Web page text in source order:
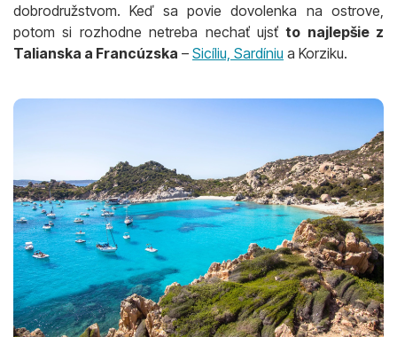
dobrodružstvom. Keď sa povie dovolenka na ostrove,
potom si rozhodne netreba nechať ujsťto najlepšie z
Talianska a Francúzska – Sicíliu, Sardíniu a Korziku.